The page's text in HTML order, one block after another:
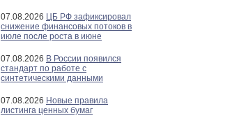
07.08.2026 ЦБ РФ зафиксировал
снижение финансовых потоков в
июле после роста в июне
07.08.2026 В России появился
стандарт по работе с
синтетическими данными
07.08.2026 Новые правила
листинга ценных бумаг